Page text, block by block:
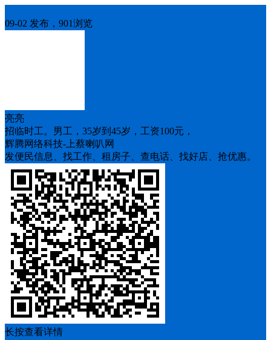
09-02 发布，901浏览
亮亮
招临时工。男工，35岁到45岁，工资100元，
辉腾网络科技-上蔡喇叭网
发便民信息、找工作、租房子、查电话、找好店、抢优惠。
长按查看详情